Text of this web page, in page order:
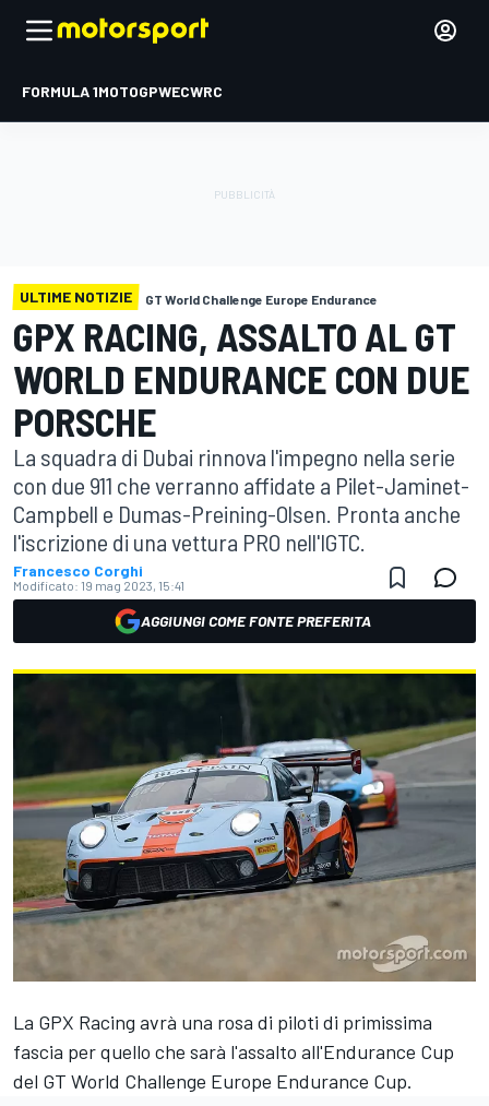
FORMULA 1MOTOGPWECWRC
ULTIME NOTIZIE GT World Challenge Europe Endurance
GPX RACING, ASSALTO AL GT
WORLD ENDURANCE CON DUE
PORSCHE
La squadra di Dubai rinnova l'impegno nella serie
con due 911 che verranno affidate a Pilet-Jaminet-
Campbell e Dumas-Preining-Olsen. Pronta anche
l'iscrizione di una vettura PRO nell'IGTC.
Francesco Corghi
Modificato: 19 mag 2023, 15:41
AGGIUNGI COME FONTE PREFERITA
La GPX Racing avrà una rosa di piloti di primissima
fascia per quello che sarà l'assalto all'Endurance Cup
del GT World Challenge Europe Endurance Cup.